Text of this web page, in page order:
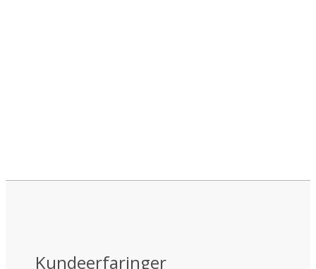
Kundeerfaringer